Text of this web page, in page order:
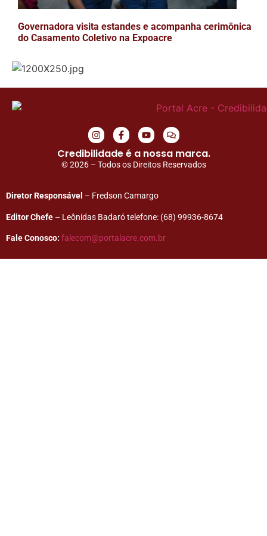
Governadora visita estandes e acompanha cerimônica
do Casamento Coletivo na Expoacre
Credibilidade é a nossa marca.
© 2026 – Todos os Direitos Reservados
Diretor Responsável – Fredson Camargo
Editor Chefe – Leônidas Badaró telefone: (68) 99936-8674
Fale Conosco: falecom@portalacre.com.br